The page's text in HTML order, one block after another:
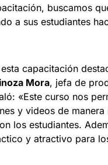
buscamos
a sus estudiantes
capacitación
Mora, jefa de
«Este curso nos
y videos de
los estudiantes.
y atractivo para